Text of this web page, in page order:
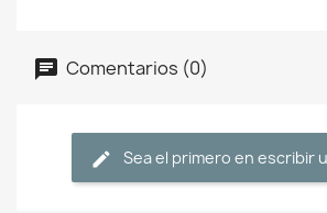
Comentarios (0)
Sea el primero en escribir